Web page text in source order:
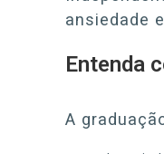
ansiedade
Entenda
A